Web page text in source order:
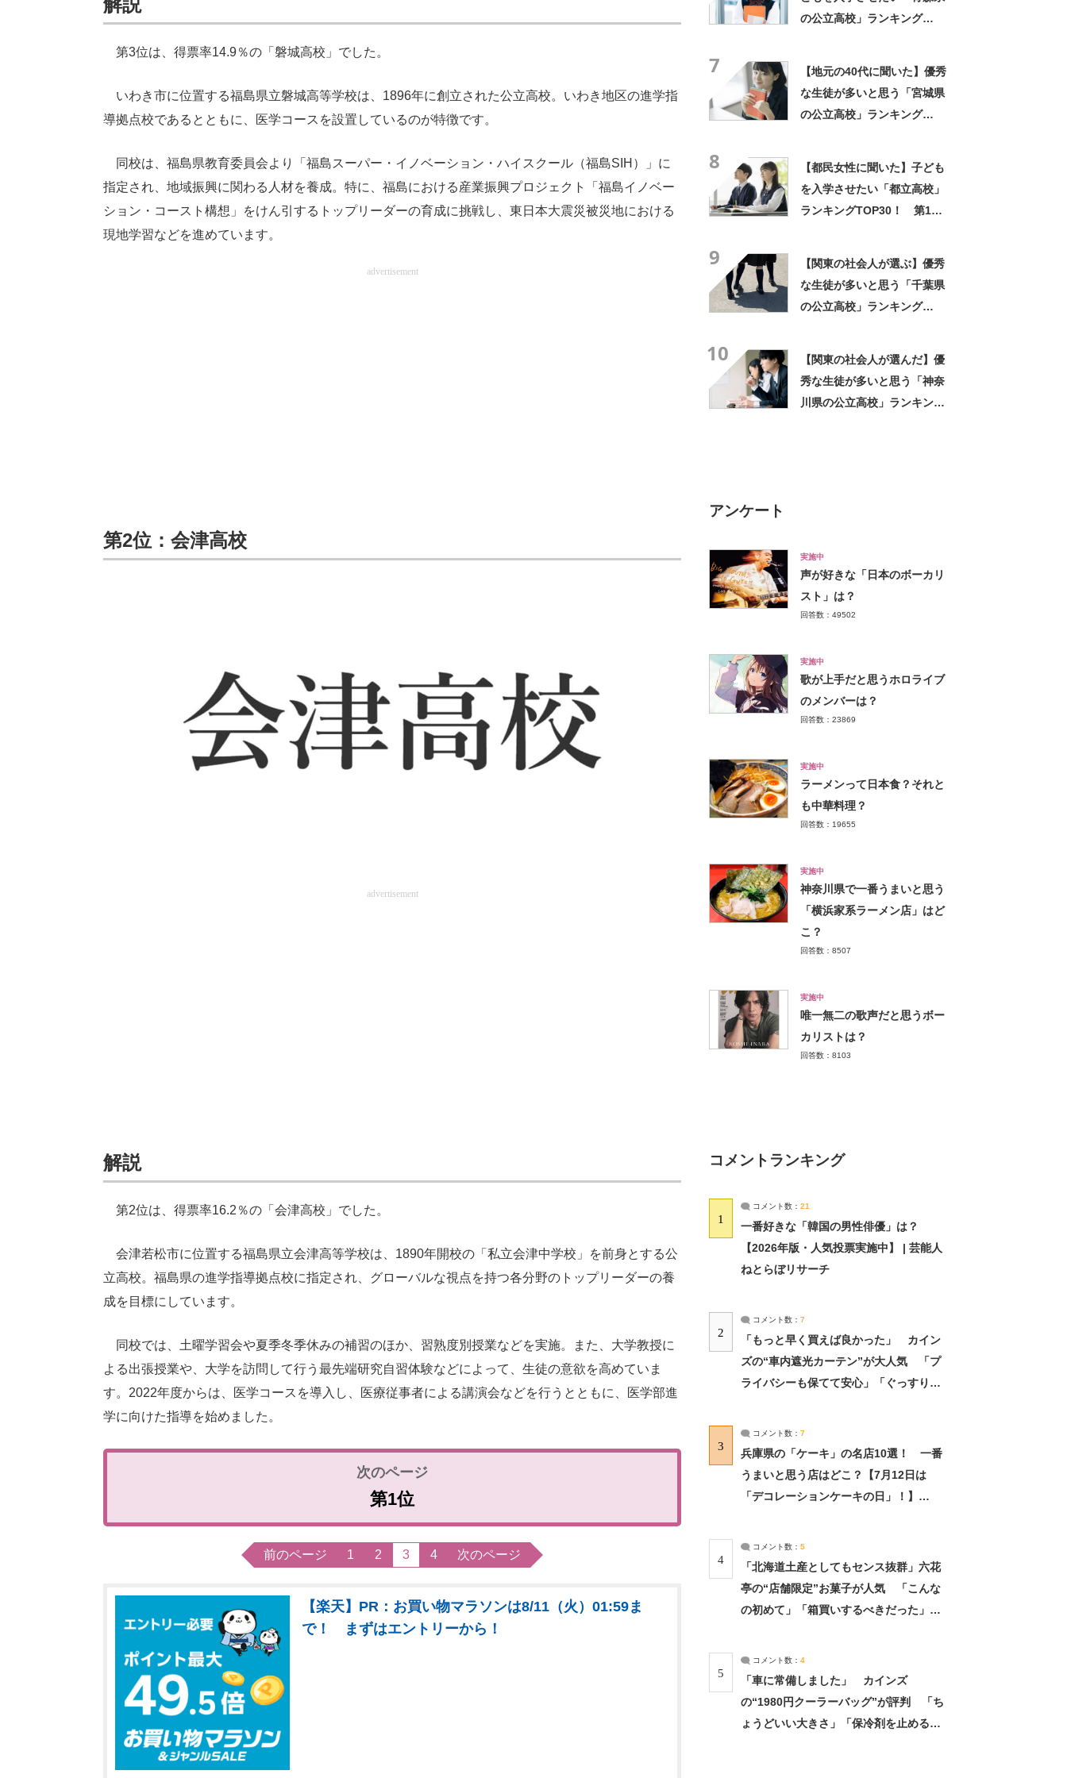
解説
第3位は、得票率14.9％の「磐城高校」でした。
いわき市に位置する福島県立磐城高等学校は、1896年に創立された公立高校。いわき地区の進学指
導拠点校であるとともに、医学コースを設置しているのが特徴です。
同校は、福島県教育委員会より「福島スーパー・イノベーション・ハイスクール（福島SIH）」に
指定され、地域振興に関わる人材を養成。特に、福島における産業振興プロジェクト「福島イノベー
ション・コースト構想」をけん引するトップリーダーの育成に挑戦し、東日本大震災被災地における
現地学習などを進めています。
advertisement
第2位：会津高校
advertisement
解説
第2位は、得票率16.2％の「会津高校」でした。
会津若松市に位置する福島県立会津高等学校は、1890年開校の「私立会津中学校」を前身とする公
立高校。福島県の進学指導拠点校に指定され、グローバルな視点を持つ各分野のトップリーダーの養
成を目標にしています。
同校では、土曜学習会や夏季冬季休みの補習のほか、習熟度別授業などを実施。また、大学教授に
よる出張授業や、大学を訪問して行う最先端研究自習体験などによって、生徒の意欲を高めていま
す。2022年度からは、医学コースを導入し、医療従事者による講演会などを行うとともに、医学部進
学に向けた指導を始めました。
第1位
前のページ 1 2 3 4 次のページ
【楽天】PR：お買い物マラソンは8/11（火）01:59ま
で！ まずはエントリーから！
の公立高校」ランキング
7
【地元の40代に聞いた】優秀
な生徒が多いと思う「宮城県
の公立高校」ランキング
8
【都民女性に聞いた】子ども
を入学させたい「都立高校」
ランキングTOP30！ 第1位
9
【関東の社会人が選ぶ】優秀
な生徒が多いと思う「千葉県
の公立高校」ランキング
10
【関東の社会人が選んだ】優
秀な生徒が多いと思う「神奈
川県の公立高校」ランキング
アンケート
実施中
声が好きな「日本のボーカリ
スト」は？
回答数：49502
実施中
歌が上手だと思うホロライブ
のメンバーは？
回答数：23869
実施中
ラーメンって日本食？それと
も中華料理？
回答数：19655
実施中
神奈川県で一番うまいと思う
「横浜家系ラーメン店」はど
こ？
回答数：8507
実施中
唯一無二の歌声だと思うボー
カリストは？
回答数：8103
コメントランキング
1
コメント数： 21
一番好きな「韓国の男性俳優」は？
【2026年版・人気投票実施中】 | 芸能人
ねとらぼリサーチ
2
コメント数： 7
「もっと早く買えば良かった」 カイン
ズの“車内遮光カーテン”が大人気 「プ
ライバシーも保てて安心」「ぐっすり眠
3
コメント数： 7
兵庫県の「ケーキ」の名店10選！ 一番
うまいと思う店はどこ？【7月12日は
「デコレーションケーキの日」！】
4
コメント数： 5
「北海道土産としてもセンス抜群」六花
亭の“店舗限定”お菓子が人気 「こんな
の初めて」「箱買いするべきだった」
5
コメント数： 4
「車に常備しました」 カインズ
の“1980円クーラーバッグ”が評判 「ち
ょうどいい大きさ」「保冷剤を止めるベ